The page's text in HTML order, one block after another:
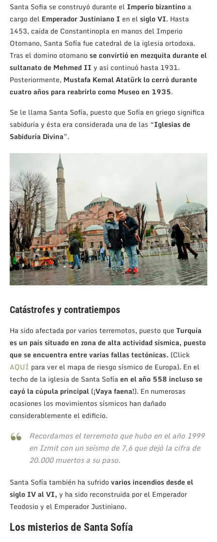
Santa Sofia se construyó durante el Imperio bizantino a
cargo del Emperador Justiniano I en el siglo VI. Hasta
1453, caída de Constantinopla en manos del Imperio
Otomano, Santa Sofía fue catedral de la iglesia ortodoxa.
Tras el domino otomano se convirtió en mezquita durante el
sultanato de Mehmed II y así continuó hasta 1931.
Posteriormente, Mustafa Kemal Atatürk lo cerró durante
cuatro años para reabrirlo como Museo en 1935.
Se le llama Santa Sofía, puesto que Sofía en griego significa
sabiduría y ésta era considerada una de las “Iglesias de
Sabiduría Divina”.
Catástrofes y contratiempos
Ha sido afectada por varios terremotos, puesto que Turquía
es un país situado en zona de alta actividad sísmica, puesto
que se encuentra entre varias fallas tectónicas. (Click
AQUÍ para ver el mapa de riesgo sísmico de Europa). En el
techo de la iglesia de Santa Sofíaen el año 558 incluso se
cayó la cúpula principal (¡Vaya faena!). En numerosas
ocasiones los movimientos sísmicos han dañado
considerablemente el edificio.
Recordamos el terremoto que hubo en el año 1999
en Izmit con un seísmo de 7,6 que dejó la cifra de
20.000 muertos a su paso.
Santa Sofía también ha sufrido varios incendiosdesde el
siglo IV al VI, y ha sido reconstruida por el Emperador
Teodosio y el Emperador Justiniano.
Los misterios de Santa Sofía